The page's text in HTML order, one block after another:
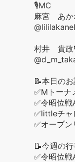
🎙️MC
麻宮 あか
村井 貴政
📝本日の
✅Mトーナ
✅令昭位戦
✅littleチ
✅オープン
📝今週の
✅令昭位戦